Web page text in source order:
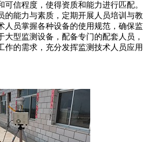
可信程度，使得资质和能力进行匹配。
的能力与素质，定期开展人员培训与教
人员掌握各种设备的使用规范，确保监
大型监测设备，配备专门的配套人员，
作的需求，充分发挥监测技术人员应用